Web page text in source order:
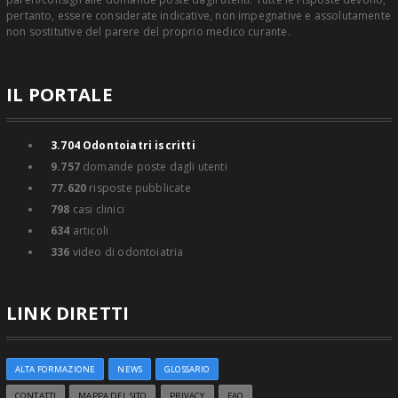
pertanto, essere considerate indicative, non impegnative e assolutamente
non sostitutive del parere del proprio medico curante.
IL PORTALE
3.704Odontoiatri iscritti
9.757domande poste dagli utenti
77.620 risposte pubblicate
798 casi clinici
634 articoli
336 video di odontoiatria
LINK DIRETTI
ALTA FORMAZIONE NEWS GLOSSARIO